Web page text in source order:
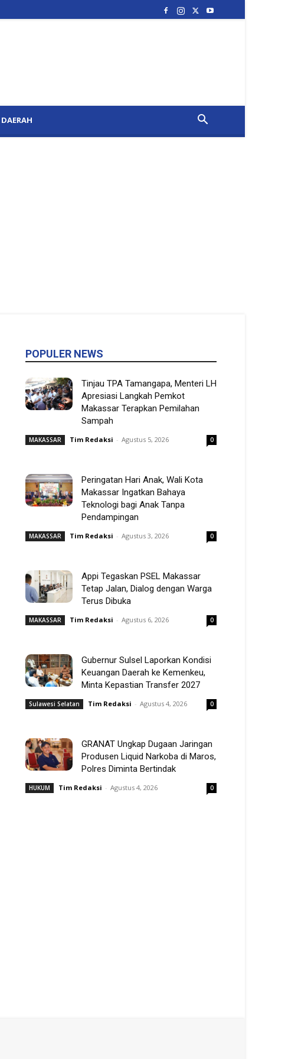
DAERAH
POPULER NEWS
Tinjau TPA Tamangapa, Menteri LH
Apresiasi Langkah Pemkot
Makassar Terapkan Pemilahan
Sampah
MAKASSAR Tim Redaksi - Agustus 5, 2026 0
Peringatan Hari Anak, Wali Kota
Makassar Ingatkan Bahaya
Teknologi bagi Anak Tanpa
Pendampingan
MAKASSAR Tim Redaksi - Agustus 3, 2026 0
Appi Tegaskan PSEL Makassar
Tetap Jalan, Dialog dengan Warga
Terus Dibuka
MAKASSAR Tim Redaksi - Agustus 6, 2026 0
Gubernur Sulsel Laporkan Kondisi
Keuangan Daerah ke Kemenkeu,
Minta Kepastian Transfer 2027
Sulawesi Selatan Tim Redaksi - Agustus 4, 2026 0
GRANAT Ungkap Dugaan Jaringan
Produsen Liquid Narkoba di Maros,
Polres Diminta Bertindak
HUKUM Tim Redaksi - Agustus 4, 2026 0